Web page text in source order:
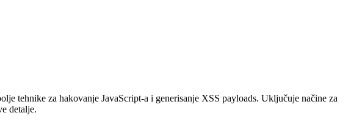
tehnike za hakovanje JavaScript-a i generisanje XSS payloads. Uključuje načine za
detalje.